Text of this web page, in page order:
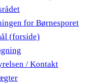
for Børnesporet
(forside)
/ Kontakt